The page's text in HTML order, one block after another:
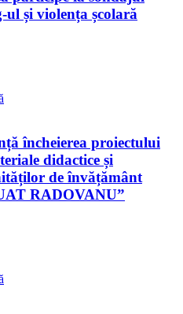
și violența școlară
încheierea proiectului
didactice și
de învățământ
RADOVANU”